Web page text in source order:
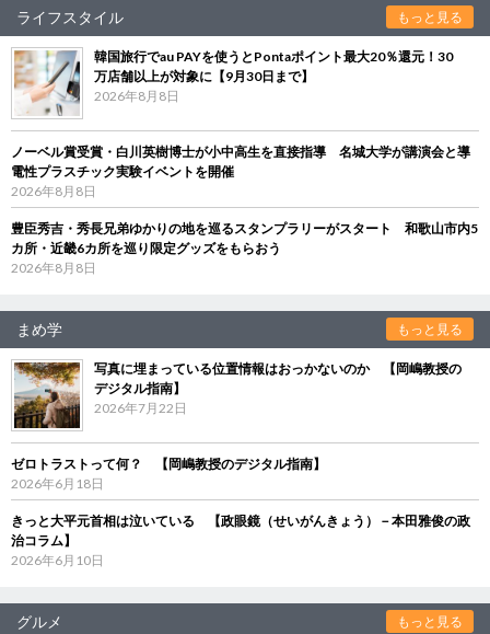
ライフスタイル もっと見る
韓国旅行でau PAYを使うとPontaポイント最大20％還元！30
万店舗以上が対象に【9月30日まで】
2026年8月8日
ノーベル賞受賞・白川英樹博士が小中高生を直接指導 名城大学が講演会と導
電性プラスチック実験イベントを開催
2026年8月8日
豊臣秀吉・秀長兄弟ゆかりの地を巡るスタンプラリーがスタート 和歌山市内5
カ所・近畿6カ所を巡り限定グッズをもらおう
2026年8月8日
まめ学 もっと見る
写真に埋まっている位置情報はおっかないのか 【岡嶋教授の
デジタル指南】
2026年7月22日
ゼロトラストって何？ 【岡嶋教授のデジタル指南】
2026年6月18日
きっと大平元首相は泣いている 【政眼鏡（せいがんきょう）－本田雅俊の政
治コラム】
2026年6月10日
グルメ もっと見る